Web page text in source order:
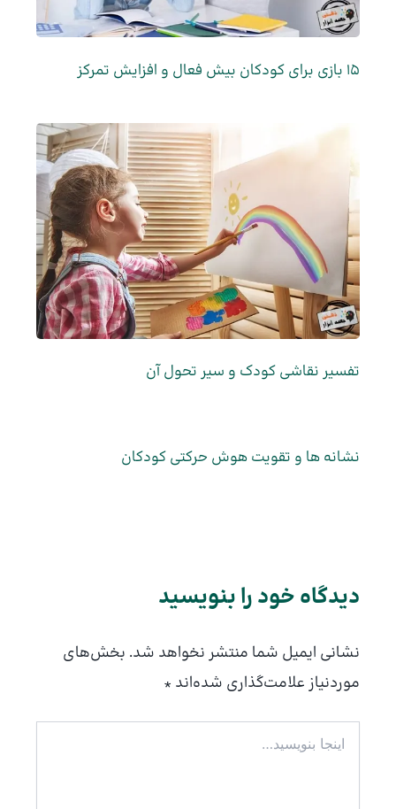
15 بازی برای کودکان بیش فعال و افزایش تمرکز
تفسیر نقاشی کودک و سیر تحول آن
نشانه ها و تقویت هوش حرکتی کودکان
دیدگاه‌ خود را بنویسید
نشانی ایمیل شما منتشر نخواهد شد. بخش‌های
موردنیاز علامت‌گذاری شده‌اند *
اینجا
بنویسید…